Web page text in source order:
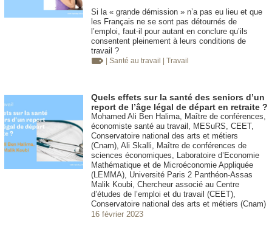
Si la « grande démission » n’a pas eu lieu et que
les Français ne se sont pas détournés de
l’emploi, faut-il pour autant en conclure qu’ils
consentent pleinement à leurs conditions de
travail ?
| Santé au travail | Travail
Quels effets sur la santé des seniors d’un
report de l’âge légal de départ en retraite ?
Mohamed Ali Ben Halima, Maître de conférences,
économiste santé au travail, MESuRS, CEET,
Conservatoire national des arts et métiers
(Cnam), Ali Skalli, Maître de conférences de
sciences économiques, Laboratoire d’Economie
Mathématique et de Microéconomie Appliquée
(LEMMA), Université Paris 2 Panthéon-Assas
Malik Koubi, Chercheur associé au Centre
d’études de l’emploi et du travail (CEET),
Conservatoire national des arts et métiers (Cnam)
16 février 2023